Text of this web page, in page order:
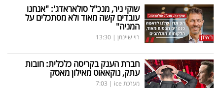
שוקי ניר, מנכ"ל סולאראדג': "אנחנו
עובדים קשה מאוד ולא מסתכלים על
המניה"
רוי שיינמן |
13:30
חברת הענק בקריסה כלכלית: חובות
עתק, נוקאאוט מאילון מאסק
מערכת ice |
7:03